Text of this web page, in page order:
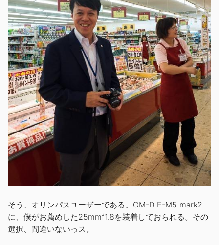
そう、オリンパスユーザーである。OM-D E-M5 mark2
に、僕がお薦めした25mmf1.8を装着しておられる。その
選択、間違いないっス。